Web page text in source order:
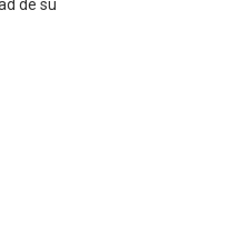
de su